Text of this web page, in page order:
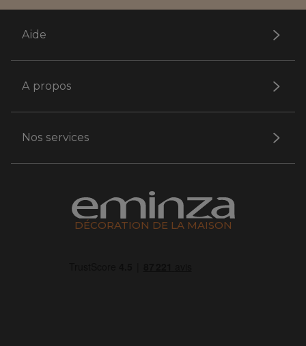
Aide
A propos
Nos services
DÉCORATION DE LA MAISON